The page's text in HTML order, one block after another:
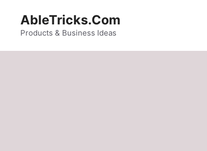
content
AbleTricks.Com
Products & Business Ideas